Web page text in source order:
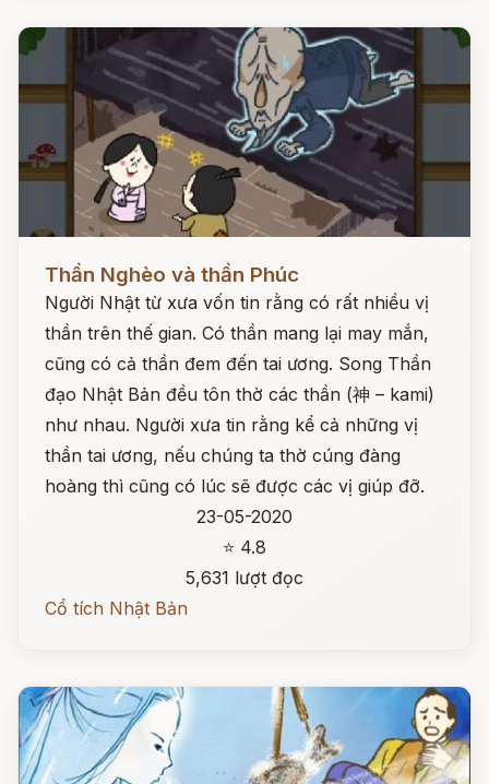
Đọc ngay
Thần Nghèo và thần Phúc
Người Nhật từ xưa vốn tin rằng có rất nhiều vị
thần trên thế gian. Có thần mang lại may mắn,
cũng có cả thần đem đến tai ương. Song Thần
đạo Nhật Bản đều tôn thờ các thần (神 – kami)
như nhau. Người xưa tin rằng kể cả những vị
thần tai ương, nếu chúng ta thờ cúng đàng
hoàng thì cũng có lúc sẽ được các vị giúp đỡ.
23-05-2020
⭐ 4.8
5,631 lượt đọc
Cổ tích Nhật Bản